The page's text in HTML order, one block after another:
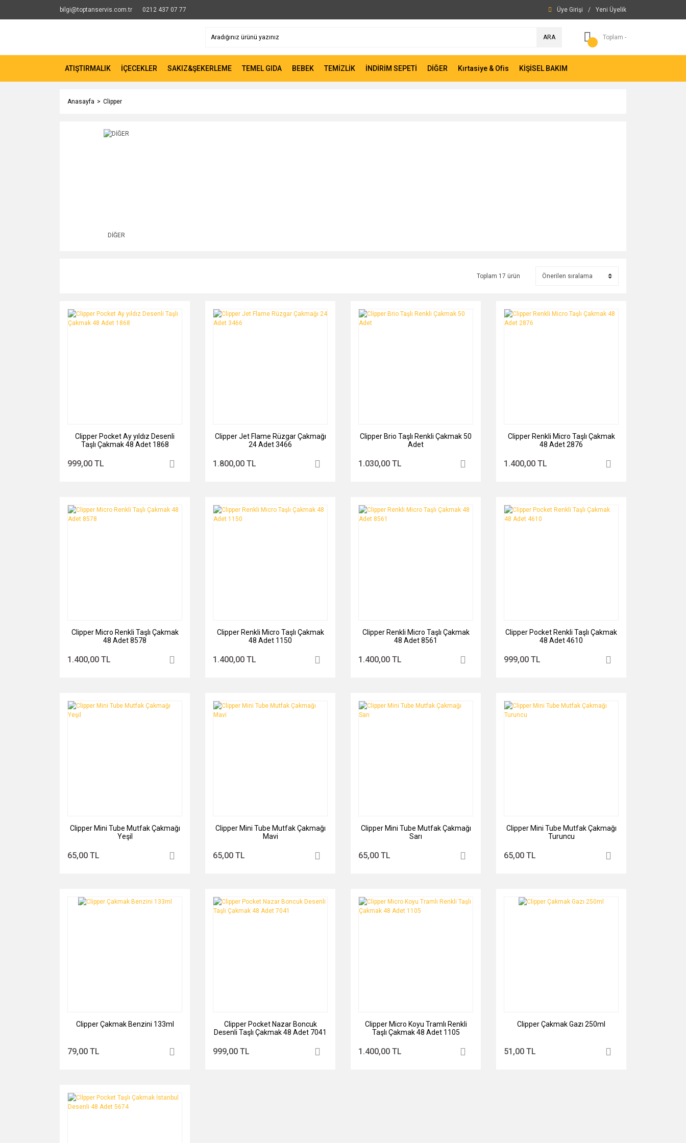
bilgi@toptanservis.com.tr 0212 437 07 77 Üye Girişi / Yeni Üyelik
ARA Toplam -
ATIŞTIRMALIK İÇECEKLER SAKIZ&ŞEKERLEME TEMEL GIDA BEBEK TEMİZLİK İNDİRİM SEPETİ DİĞER Kırtasiye & Ofis KİŞİSEL BAKIM
Anasayfa Clipper
DİĞER
Toplam 17 ürün
Clipper Pocket Ay yıldız Desenli
Taşlı Çakmak 48 Adet 1868
999,00 TL
Clipper Jet Flame Rüzgar Çakmağı
24 Adet 3466
1.800,00 TL
Clipper Brio Taşlı Renkli Çakmak 50
Adet
1.030,00 TL
Clipper Renkli Micro Taşlı Çakmak
48 Adet 2876
1.400,00 TL
Clipper Micro Renkli Taşlı Çakmak
48 Adet 8578
1.400,00 TL
Clipper Renkli Micro Taşlı Çakmak
48 Adet 1150
1.400,00 TL
Clipper Renkli Micro Taşlı Çakmak
48 Adet 8561
1.400,00 TL
Clipper Pocket Renkli Taşlı Çakmak
48 Adet 4610
999,00 TL
Clipper Mini Tube Mutfak Çakmağı
Yeşil
65,00 TL
Clipper Mini Tube Mutfak Çakmağı
Mavi
65,00 TL
Clipper Mini Tube Mutfak Çakmağı
Sarı
65,00 TL
Clipper Mini Tube Mutfak Çakmağı
Turuncu
65,00 TL
Clipper Çakmak Benzini 133ml
79,00 TL
Clipper Pocket Nazar Boncuk
Desenli Taşlı Çakmak 48 Adet 7041
999,00 TL
Clipper Micro Koyu Tramlı Renkli
Taşlı Çakmak 48 Adet 1105
1.400,00 TL
Clipper Çakmak Gazı 250ml
51,00 TL